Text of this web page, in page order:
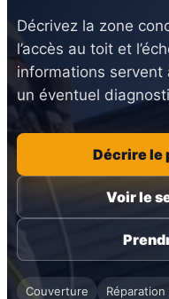
Décrivez la zone
l’accès au toit et
informations
un éventuel
Décrire le
Voir le
Couverture